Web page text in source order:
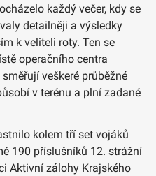
každý večer, kdy se
detailněji a výsledky
k veliteli roty. Ten se
operačního centra
veškeré průběžné
v terénu a plní zadané
kolem tří set vojáků
190 příslušníků 12. strážní
Aktivní zálohy Krajského